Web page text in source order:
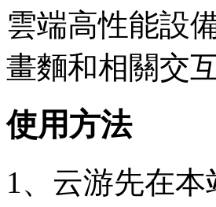
雲端高性能設
畫麵和相關交
使用方法
1、云游先在